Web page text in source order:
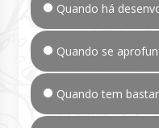
Quando há
Quando se
Quando tem